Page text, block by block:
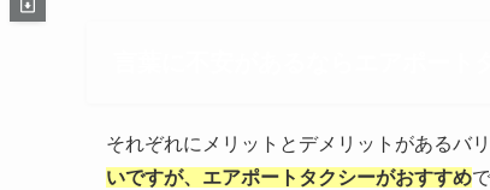
それぞれにメリットとデメリットがあるバ
いですが、エアポートタクシーがおすすめ